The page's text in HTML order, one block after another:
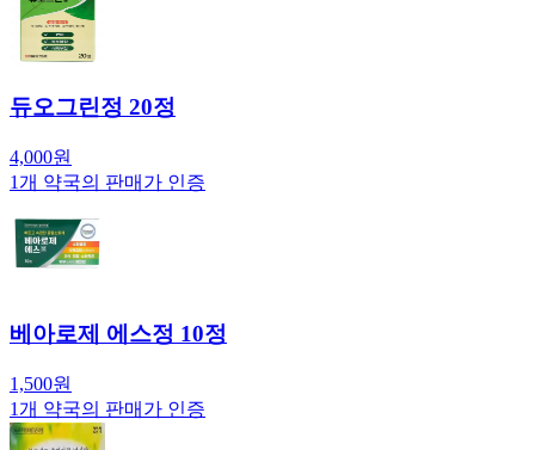
듀오그린정 20정
4,000원
1개 약국의 판매가 인증
베아로제 에스정 10정
1,500원
1개 약국의 판매가 인증